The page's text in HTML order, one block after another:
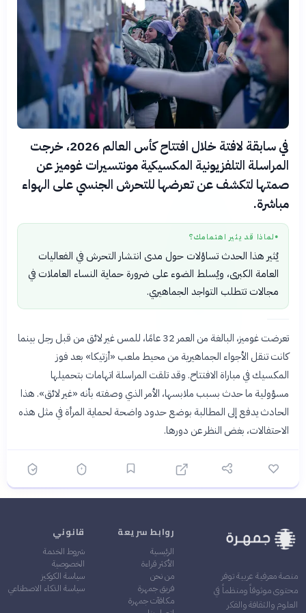
في سابقة لافتة خلال افتتاح كأس العالم 2026، خرجت
المراسلة التلفزيونية المكسيكية مونتسيرات غوميز عن
صمتها لتكشف عن تعرضها للتحرش الجنسي على الهواء
مباشرة.
● لماذا قد يثير اهتمامك؟
يُثير هذا الحدث تساؤلات حول مدى انتشار التحرش في الفعاليات
العامة الكبرى، ويُسلط الضوء على ضرورة حماية النساء العاملات في
مجالات تتطلب التواجد الجماهيري.
تعرضت غوميز، البالغة من العمر 32 عامًا، للمس غير لائق من قبل رجل بينما
كانت تنقل الأجواء الجماهيرية من محيط ملعب «أزتيكا» بعد فوز
المكسيك في مباراة الافتتاح. وقد تلقت المراسلة اتهامات بتحميلها
مسؤولية ما حدث بسبب ملابسها، الأمر الذي وصفته بأنه «غير لائق». هذا
الحادث يدفع إلى المطالبة بوضع حدود واضحة لحماية المرأة في مثل هذه
الاحتفالات، بغض النظر عن دورها.
منصة معرفية عربية توفر
محتوى موثوقاً ومنظماً في
العلوم والثقافة والفكر
روابط سريعة
الرئيسية
الأكثر قراءة
من نحن
فريق جمهرة
مكافآت جمهرة
قانوني
شروط الخدمة
الخصوصية
سياسة الكوكيز
سياسة الذكاء الاصطناعي